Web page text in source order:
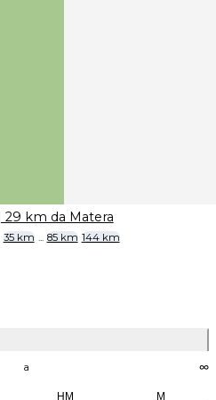
| 29 km da Matera
35 km ... 85 km 144 km
a ∞
HM M